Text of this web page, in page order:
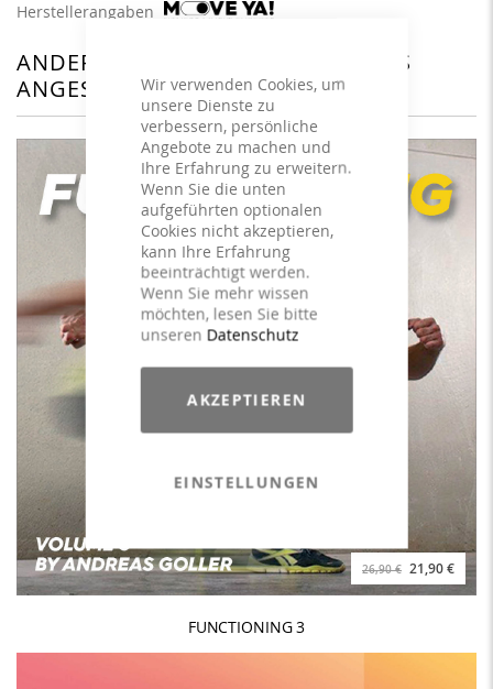
Wir verwenden Cookies, um
unsere Dienste zu
verbessern, persönliche
Angebote zu machen und
Ihre Erfahrung zu erweitern.
Wenn Sie die unten
aufgeführten optionalen
Cookies nicht akzeptieren,
kann Ihre Erfahrung
beeinträchtigt werden.
Wenn Sie mehr wissen
möchten, lesen Sie bitte
unseren Datenschutz
AKZEPTIEREN
EINSTELLUNGEN
Herstellerangaben
ANDERE KUNDEN HABEN SICH DAS
ANGESEHEN
26,90 € 21,90 €
FUNCTIONING 3